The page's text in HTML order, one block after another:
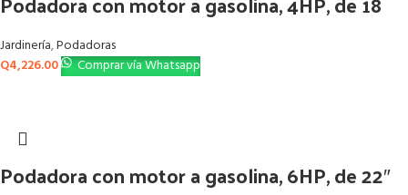
Jardinería,Podadoras
Q4,226.00 Comprar vía Whatsapp
Podadora con motor a gasolina, 6HP, de 22″